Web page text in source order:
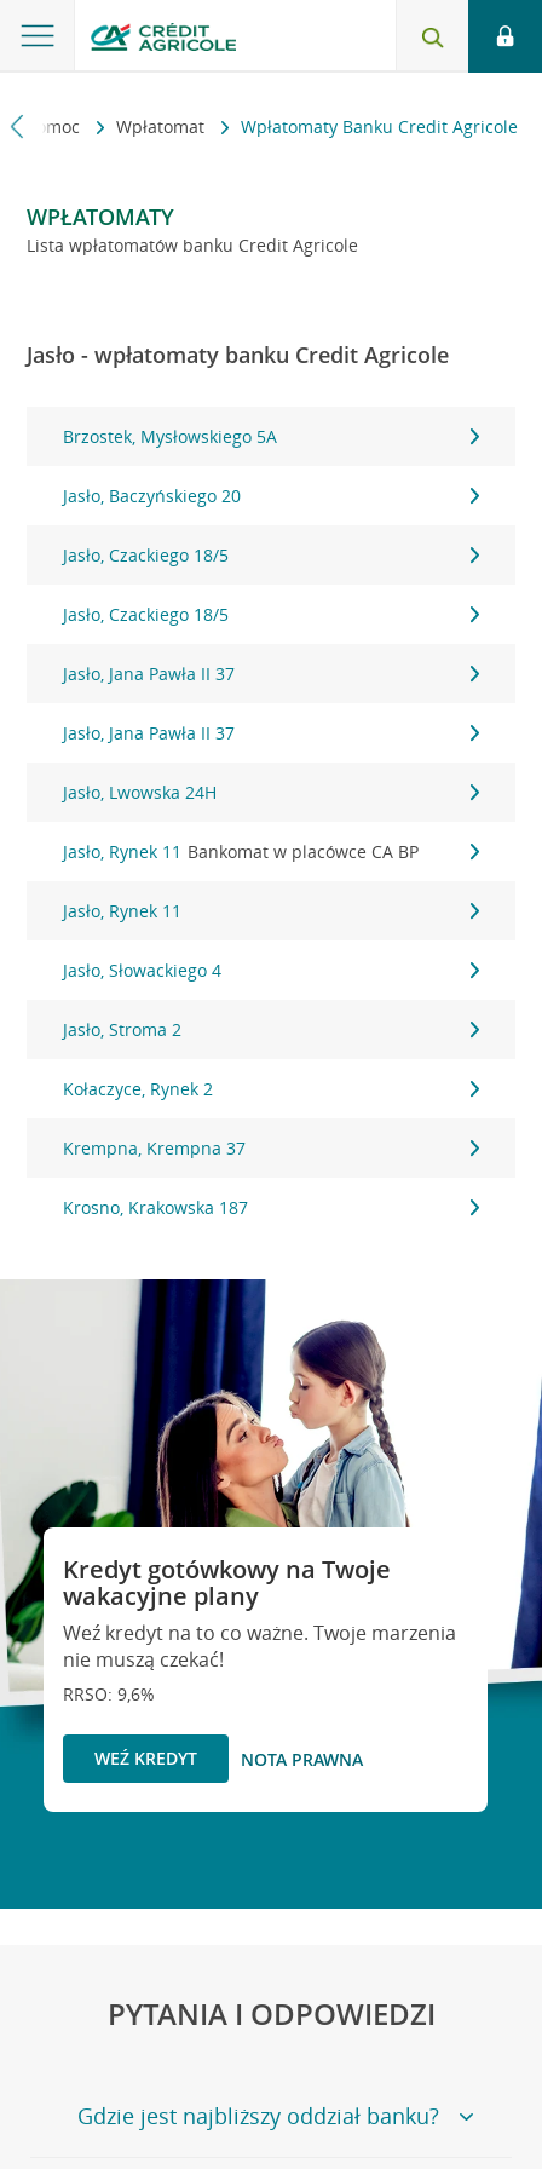
i pomoc Wpłatomat Wpłatomaty Banku Credit Agricole
WPŁATOMATY
Lista wpłatomatów banku Credit Agricole
Jasło - wpłatomaty banku Credit Agricole
Brzostek, Mysłowskiego 5A
Jasło, Baczyńskiego 20
Jasło, Czackiego 18/5
Jasło, Czackiego 18/5
Jasło, Jana Pawła II 37
Jasło, Jana Pawła II 37
Jasło, Lwowska 24H
Jasło, Rynek 11 Bankomat w placówce CA BP
Jasło, Rynek 11
Jasło, Słowackiego 4
Jasło, Stroma 2
Kołaczyce, Rynek 2
Krempna, Krempna 37
Krosno, Krakowska 187
Kredyt gotówkowy na Twoje
wakacyjne plany
Weź kredyt na to co ważne. Twoje marzenia
nie muszą czekać!
RRSO: 9,6%
WEŹ KREDYT NOTA PRAWNA
PYTANIA I ODPOWIEDZI
Gdzie jest najbliższy oddział banku?